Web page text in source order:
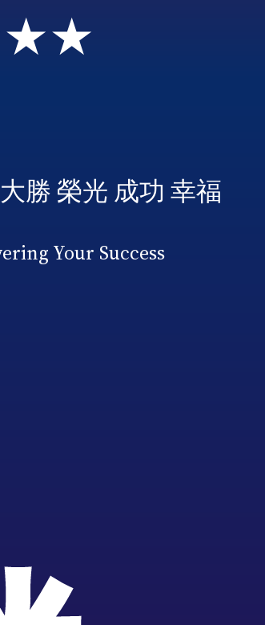
勝 榮光 成功 幸福
Your Success